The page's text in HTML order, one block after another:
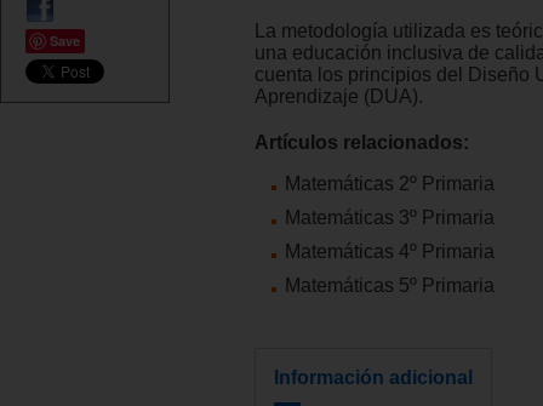
Save
La metodología utilizada es
una educación inclusiva de
cuenta los principios del Diseño
Aprendizaje (DUA).
Artículos relacionados:
Matemáticas 2º Primaria
Matemáticas 3º Primaria
Matemáticas 4º Primaria
Matemáticas 5º Primaria
Información adicional